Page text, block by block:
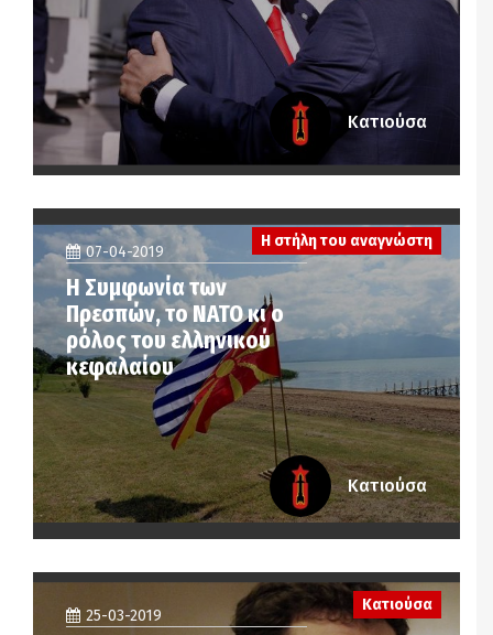
Κατιούσα
07-04-2019
Η Συμφωνία των
Πρεσπών, το ΝΑΤΟ κι ο
ρόλος του ελληνικού
κεφαλαίου
Η στήλη του αναγνώστη
Κατιούσα
25-03-2019
Κατιούσα